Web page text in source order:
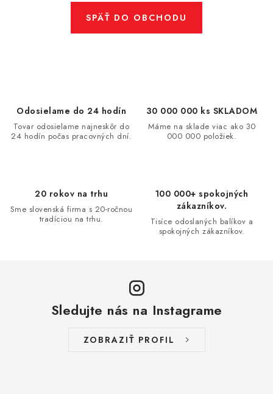
Odstúpenie od zmluvy
SPÄŤ DO OBCHODU
Odosielame do 24 hodín
Tovar odosielame najneskôr do
24 hodín počas pracovných dní.
30 000 000 ks SKLADOM
Máme na sklade viac ako 30
000 000 položiek.
20 rokov na trhu
Sme slovenská firma s 20-ročnou
tradíciou na trhu.
100 000+ spokojných
zákazníkov.
Tisíce odoslaných balíkov a
spokojných zákazníkov.
Sledujte nás na Instagrame
ZOBRAZIŤ PROFIL